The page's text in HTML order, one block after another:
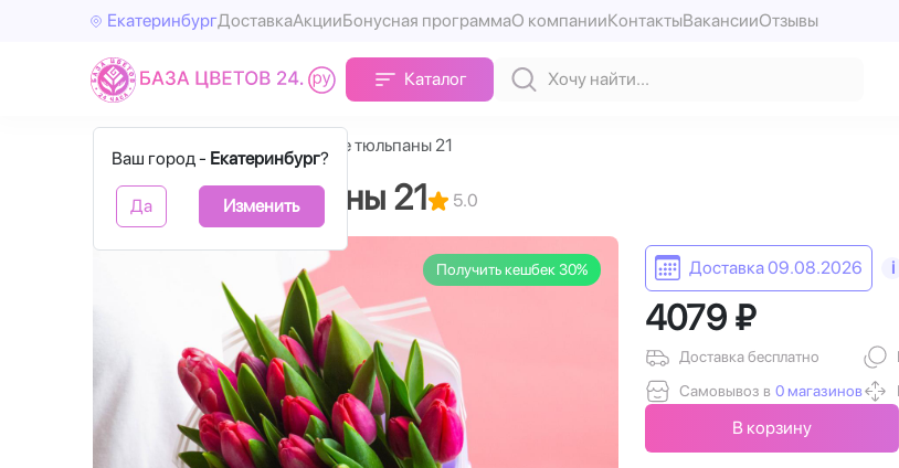
ЕкатеринбургДоставкаАкцииБонусная программаО компанииКонтактыВакансииОтзывы
Каталог
Ваш город - Екатеринбург?
Да Изменить
Розовые тюльпаны 21
Розовые тюльпаны 21 5.0
Получить кешбек 30% Доставка 09.08.2026 i
4079 ₽
Доставка бесплатно
Самовывоз в 0 магазинов
В корзину